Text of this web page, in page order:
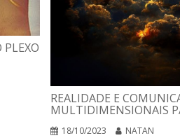
PLEXO
REALIDADE E
MULTIDIMENSIONAIS
18/10/2023 NATAN